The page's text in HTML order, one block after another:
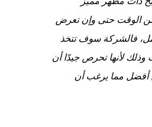
من الوقت حتى وإن تعرض
فالشركة سوف تتخذ
وذلك لأنها تحرص جيدًا أن
أفضل مما يرغب أن